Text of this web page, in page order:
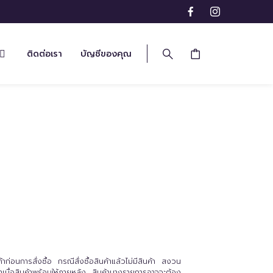
ติดต่อเรา บัญชีของคุณ
าก่อนการสั่งซื้อ กรณีสั่งซื้อสินค้าแล้วไม่มีสินค้า สงวน